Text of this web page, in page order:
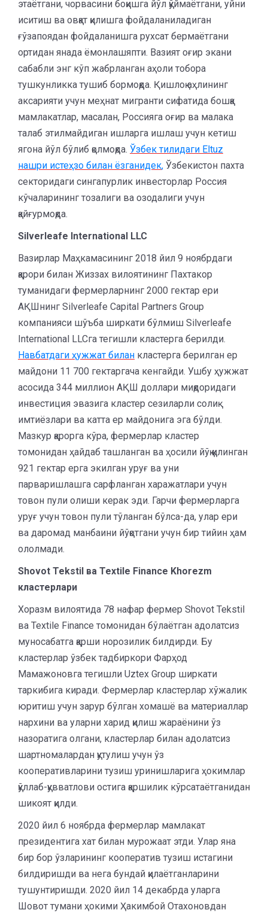
этаётгани, чорвасини боқишга йўл қўймаётгани, уйни
иситиш ва овқат қилишга фойдаланиладиган
ғўзапоядан фойдаланишга рухсат бермаётгани
ортидан янада ёмонлашяпти. Вазият оғир экани
сабабли энг кўп жабрланган аҳоли тобора
тушкунликка тушиб бормоқда. Қишлоқ аҳлининг
аксарияти учун меҳнат мигранти сифатида бошқа
мамлакатлар, масалан, Россияга оғир ва малака
талаб этилмайдиган ишларга ишлаш учун кетиш
ягона йўл бўлиб қолмоқда. Ўзбек тилидаги Eltuz
нашри истеҳзо билан ёзганидек, Ўзбекистон пахта
секторидаги сингапурлик инвесторлар Россия
кўчаларининг тозалиги ва озодалиги учун
қайғурмоқда.
Silverleafe International LLC
Вазирлар Маҳкамасининг 2018 йил 9 ноябрдаги
қарори билан Жиззах вилоятининг Пахтакор
туманидаги фермерларнинг 2000 гектар ери
АҚШнинг Silverleafe Capital Partners Group
компанияси шўъба ширкати бўлмиш Silverleafe
International LLCга тегишли кластерга берилди.
Навбатдаги ҳужжат билан кластерга берилган ер
майдони 11 700 гектаргача кенгайди. Ушбу ҳужжат
асосида 344 миллион АҚШ доллари миқдоридаги
инвестиция эвазига кластер сезиларли солиқ
имтиёзлари ва катта ер майдонига эга бўлди.
Мазкур қарорга кўра, фермерлар кластер
томонидан ҳайдаб ташланган ва ҳосили йўқ қилинган
921 гектар ерга экилган уруғ ва уни
парваришлашга сарфланган харажатлари учун
товон пули олиши керак эди. Гарчи фермерларга
уруғ учун товон пули тўланган бўлса-да, улар ери
ва даромад манбаини йўқотгани учун бир тийин ҳам
ололмади.
Shovot Tekstil ва Textile Finance Khorezm
кластерлари
Хоразм вилоятида 78 нафар фермер Shovot Tekstil
ва Textile Finance томонидан бўлаётган адолатсиз
муносабатга қарши норозилик билдирди. Бу
кластерлар ўзбек тадбиркори Фарҳод
Мамажоновга тегишли Uztex Group ширкати
таркибига киради. Фермерлар кластерлар хўжалик
юритиш учун зарур бўлган хомашё ва материаллар
нархини ва уларни харид қилиш жараёнини ўз
назоратига олгани, кластерлар билан адолатсиз
шартномалардан қутулиш учун ўз
кооперативларини тузиш уринишларига ҳокимлар
қўллаб-қувватлови остига қаршилик кўрсатаётганидан
шикоят қилди.
2020 йил 6 ноябрда фермерлар мамлакат
президентига хат билан мурожаат этди. Улар яна
бир бор ўзларининг кооператив тузиш истагини
билдиришди ва нега бундай қилаётганларини
тушунтиришди. 2020 йил 14 декабрда уларга
Шовот тумани ҳокими Ҳакимбой Отахоновдан